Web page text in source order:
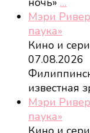
Мэри
паука»
Кино и
07.08.2026
известная
Мэри
паука»